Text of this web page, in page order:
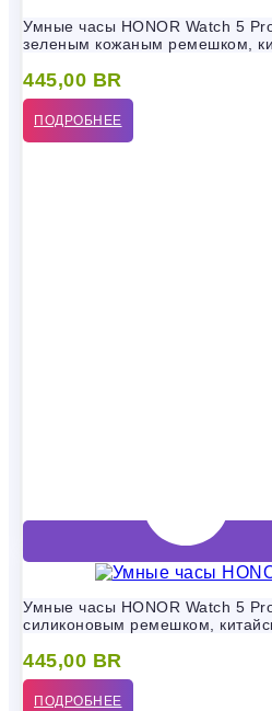
Умные часы HONOR Watch 5
зеленым кожаным ремешком,
445,00 BR
ПОДРОБНЕЕ
Умные часы HONOR Watch 5
силиконовым ремешком,
445,00 BR
ПОДРОБНЕЕ